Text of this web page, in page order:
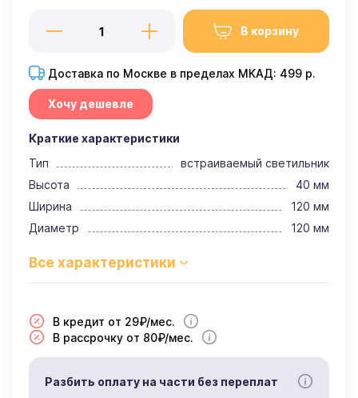
В корзину
Доставка по Москве в пределах МКАД: 499 р.
Хочу дешевле
Краткие характеристики
Тип
встраиваемый светильник
Высота
40 мм
Ширина
120 мм
Диаметр
120 мм
В кредит от 29₽/мес.
В рассрочку от 80₽/мес.
Разбить оплату на части без переплат